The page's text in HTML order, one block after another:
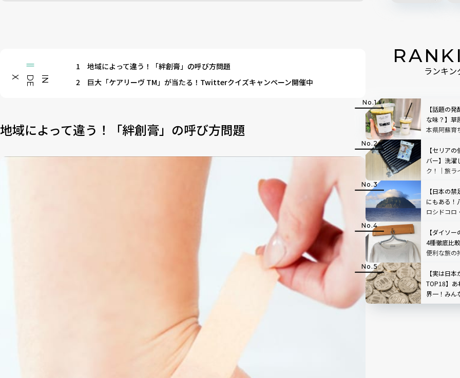
I
N
D
E
X
1
地域によって違う！「絆創膏」の呼び方問題
2
巨大「ケアリーヴ TM」が当たる！Twitterクイズキャンペーン開催中
地域によって違う！「絆創膏」の呼び方問題
ランキン
【話題の
な味？】草
本県阿蘇育
STAND」
TOP3も
【セリア
バー】洗濯
ク！｜旅ラ
【日本の
にもある！
ロシドコロ
【ダイソ
4種徹底比
便利な旅の
【実は日
TOP18】あ
界一！みん
はどれ？